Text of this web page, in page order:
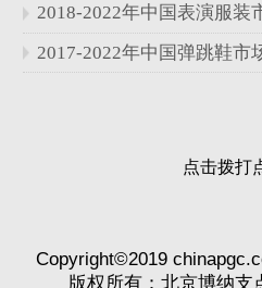
势分析报告
2018-2022年中国表演服装
分析报告
2017-2022年中国弹跳鞋市
点击拨打
Copyright©2019
版权所有：北京博纳支